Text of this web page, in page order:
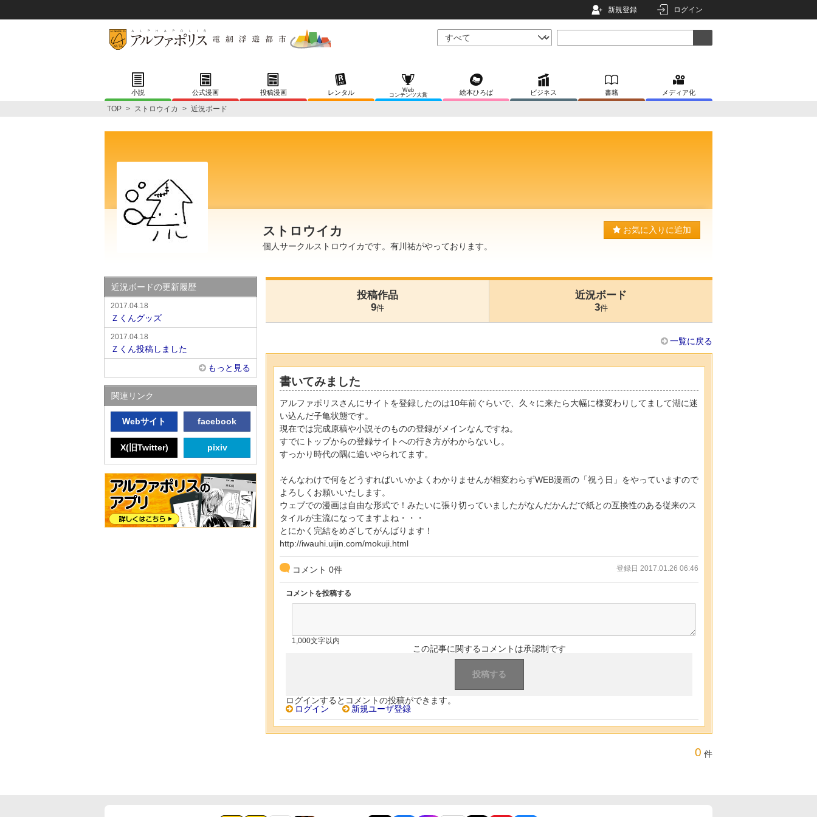
新規登録 ログイン
小説 公式漫画 投稿漫画 レンタル
Web
コンテンツ大賞
絵本ひろば ビジネス 書籍 メディア化
TOP > ストロウイカ > 近況ボード
ストロウイカ
個人サークルストロウイカです。有川祐がやっております。
お気に入りに追加
投稿作品
9件
近況ボード
3件
一覧に戻る
書いてみました
アルファポリスさんにサイトを登録したのは10年前ぐらいで、久々に来たら大幅に様変わりしてまして湖に迷
い込んだ子亀状態です。
現在では完成原稿や小説そのものの登録がメインなんですね。
すでにトップからの登録サイトへの行き方がわからないし。
すっかり時代の隅に追いやられてます。
そんなわけで何をどうすればいいかよくわかりませんが相変わらずWEB漫画の「祝う日」をやっていますので
よろしくお願いいたします。
ウェブでの漫画は自由な形式で！みたいに張り切っていましたがなんだかんだで紙との互換性のある従来のス
タイルが主流になってますよね・・・
とにかく完結をめざしてがんばります！
http://iwauhi.uijin.com/mokuji.html
コメント 0件 登録日 2017.01.26 06:46
コメントを投稿する
1,000文字以内
この記事に関するコメントは承認制です
ログインするとコメントの投稿ができます。
ログイン
新規ユーザ登録
0 件
近況ボードの更新履歴
2017.04.18
Ｚくんグッズ
2017.04.18
Ｚくん投稿しました
もっと見る
関連リンク
Webサイト facebook
X(旧Twitter) pixiv